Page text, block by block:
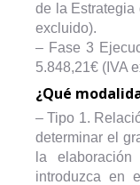
de la Estrategia
excluido).
– Fase 3
5.848,21€ (IVA
¿Qué
– Tipo 1.
determinar el
la
introduzca en